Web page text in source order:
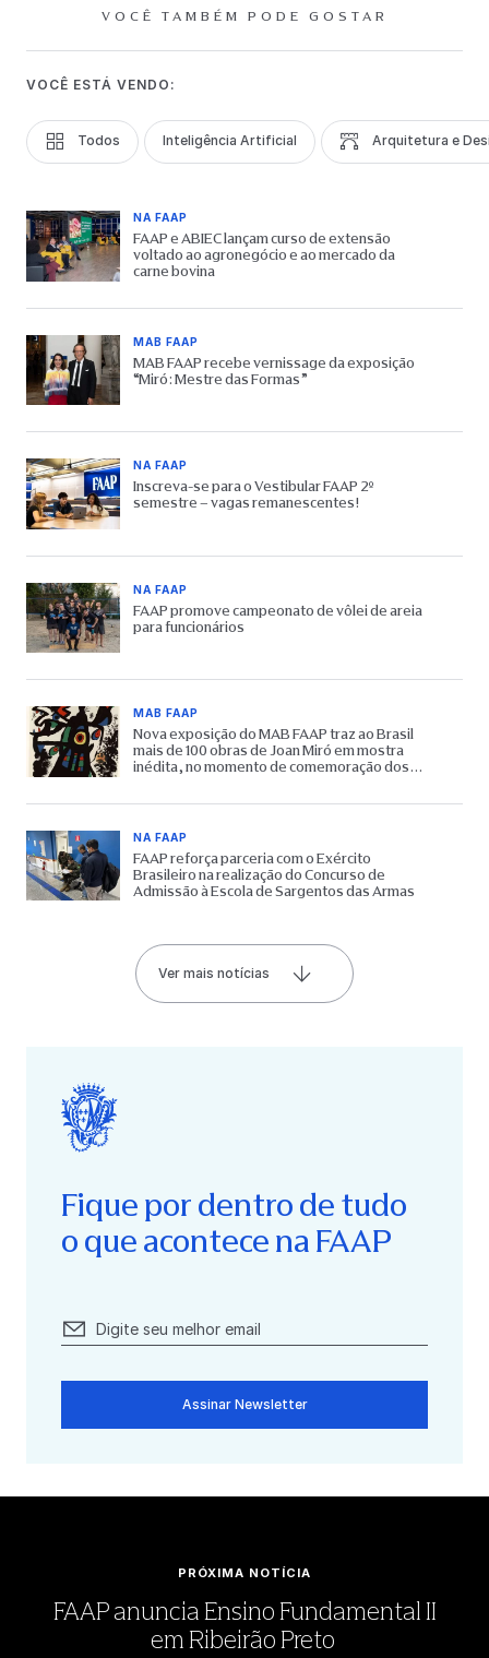
VOCÊ TAMBÉM PODE GOSTAR
VOCÊ ESTÁ VENDO:
Todos Inteligência Artificial Arquitetura e
NA FAAP
FAAP e ABIEC lançam curso de extensão
voltado ao agronegócio e ao mercado da
carne bovina
MAB FAAP
MAB FAAP recebe vernissage da exposição
“Miró: Mestre das Formas”
NA FAAP
Inscreva-se para o Vestibular FAAP 2º
semestre – vagas remanescentes!
NA FAAP
FAAP promove campeonato de vôlei de areia
para funcionários
MAB FAAP
Nova exposição do MAB FAAP traz ao Brasil
mais de 100 obras de Joan Miró em mostra
inédita, no momento de comemoração dos
NA FAAP
FAAP reforça parceria com o Exército
Brasileiro na realização do Concurso de
Admissão à Escola de Sargentos das Armas
Ver mais notícias
Fique por dentro de tudo
o que acontece na FAAP
Assinar Newsletter
PRÓXIMA NOTÍCIA
FAAP anuncia Ensino Fundamental II
em Ribeirão Preto